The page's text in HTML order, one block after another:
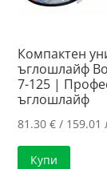
Компактен
ъглошлайф
7-125 |
ъглошлайф
81.30€ / 159.01
Купи